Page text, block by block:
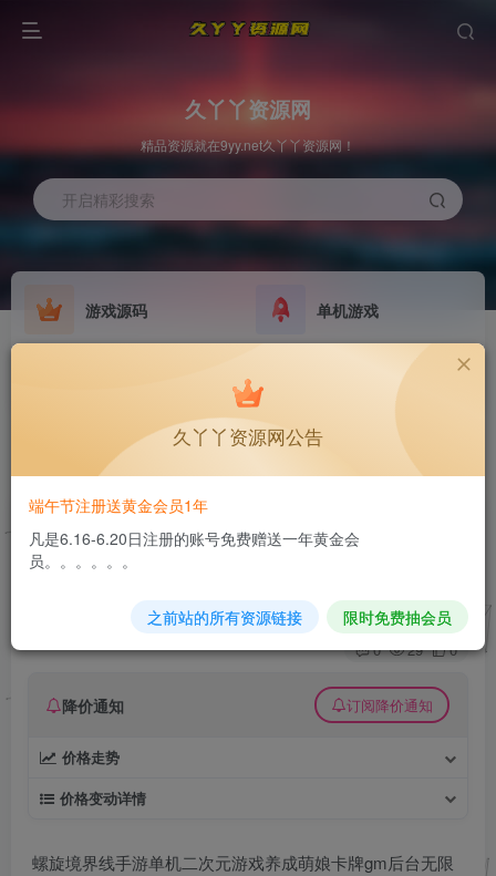
久丫丫资源网
精品资源就在9yy.net久丫丫资源网！
开启精彩搜索
游戏源码 单机游戏
GO
欢迎大家无偿赞助！
欢迎大家无偿赞助！
螺旋境界线手游单机二次元游戏养成萌娘卡牌gm
后台无限元宝
6个月前更新
关注 私信
0 29 0
降价通知 订阅降价通知
价格走势
价格变动详情
螺旋境界线手游单机二次元游戏养成萌娘卡牌gm后台无限
久丫丫资源网公告
端午节注册送黄金会员1年
凡是6.16-6.20日注册的账号免费赠送一年黄金会
员。。。。。。
之前站的所有资源链接 限时免费抽会员